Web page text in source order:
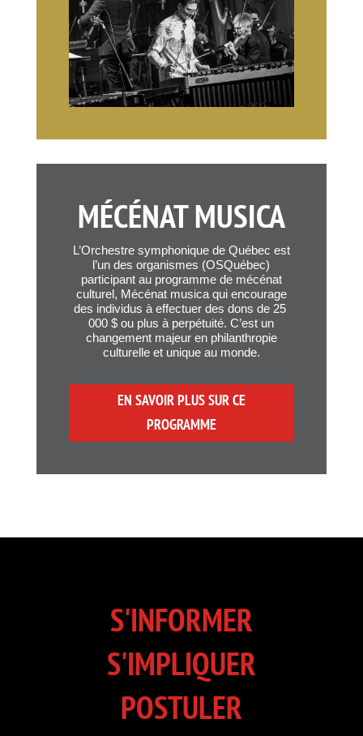
MÉCÉNAT MUSICA
L’Orchestre symphonique de Québec est
l’un des organismes (OSQuébec)
participant au programme de mécénat
culturel, Mécénat musica qui encourage
des individus à effectuer des dons de 25
000 $ ou plus à perpétuité. C’est un
changement majeur en philanthropie
culturelle et unique au monde.
EN SAVOIR PLUS SUR CE
PROGRAMME
S'INFORMER
S'IMPLIQUER
POSTULER